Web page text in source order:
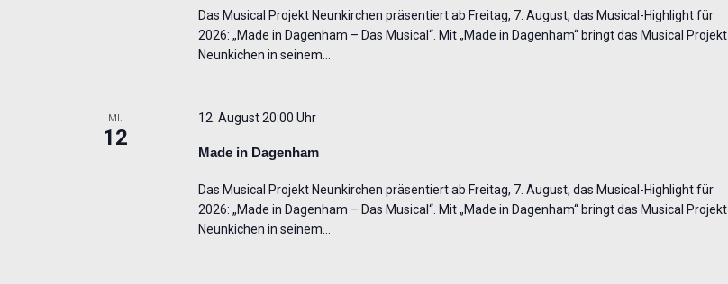
Das Musical Projekt Neunkirchen präsentiert ab Freitag, 7. August, das Musical-Highlight für
2026: „Made in Dagenham – Das Musical“. Mit „Made in Dagenham“ bringt das Musical Projekt
Neunkichen in seinem…
MI.
12
Made in Dagenham
12. August 20:00 Uhr
Das Musical Projekt Neunkirchen präsentiert ab Freitag, 7. August, das Musical-Highlight für
2026: „Made in Dagenham – Das Musical“. Mit „Made in Dagenham“ bringt das Musical Projekt
Neunkichen in seinem…